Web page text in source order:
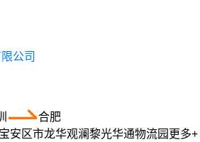
公司
合肥
安区市龙华观澜黎光华通物流园 更多+